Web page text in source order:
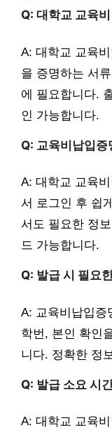
Q: 대학교 교육
A: 대학교 교육
을 증명하는 서
에 필요합니다.
인 가능합니다.
Q: 교육비납입
A: 대학교 교육
서 로그인 후 쉽
서도 필요한 정
드 가능합니다.
Q: 발급 시 필요
A: 교육비납입증
학번, 본인 확인
니다. 정확한 정
Q: 발급 소요 시
A: 대학교 교육